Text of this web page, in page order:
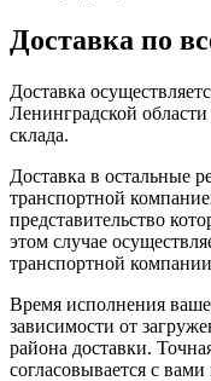
Доставка по
Доставка
Ленинградской
склада.
Доставка в остальные
транспортной
представительство
этом случае
транспортной
Время исполнения
зависимости от
района доставки.
согласовывается с